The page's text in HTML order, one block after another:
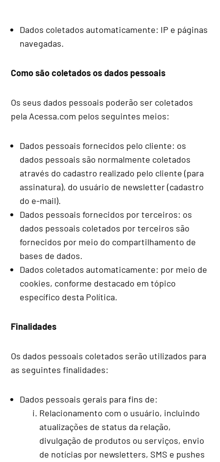
Dados coletados automaticamente: IP e páginas
navegadas.
Como são coletados os dados pessoais
Os seus dados pessoais poderão ser coletados
pela Acessa.com pelos seguintes meios:
Dados pessoais fornecidos pelo cliente: os
dados pessoais são normalmente coletados
através do cadastro realizado pelo cliente (para
assinatura), do usuário de newsletter (cadastro
do e-mail).
Dados pessoais fornecidos por terceiros: os
dados pessoais coletados por terceiros são
fornecidos por meio do compartilhamento de
bases de dados.
Dados coletados automaticamente: por meio de
cookies, conforme destacado em tópico
específico desta Política.
Finalidades
Os dados pessoais coletados serão utilizados para
as seguintes finalidades:
Dados pessoais gerais para fins de:
Relacionamento com o usuário, incluindo
atualizações de status da relação,
divulgação de produtos ou serviços, envio
de notícias por newsletters, SMS e pushes